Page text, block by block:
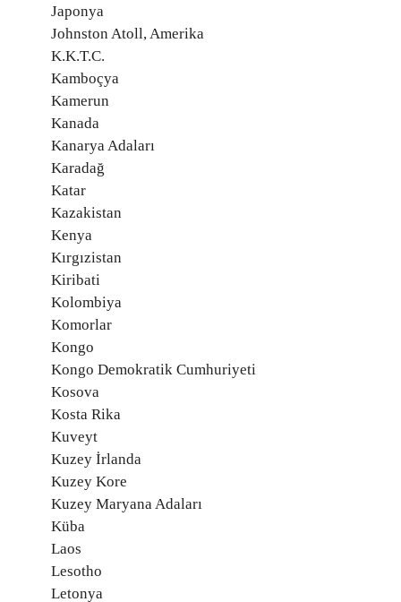
Japonya
Johnston Atoll, Amerika
K.K.T.C.
Kamboçya
Kamerun
Kanada
Kanarya Adaları
Karadağ
Katar
Kazakistan
Kenya
Kırgızistan
Kiribati
Kolombiya
Komorlar
Kongo
Kongo Demokratik Cumhuriyeti
Kosova
Kosta Rika
Kuveyt
Kuzey İrlanda
Kuzey Kore
Kuzey Maryana Adaları
Küba
Laos
Lesotho
Letonya